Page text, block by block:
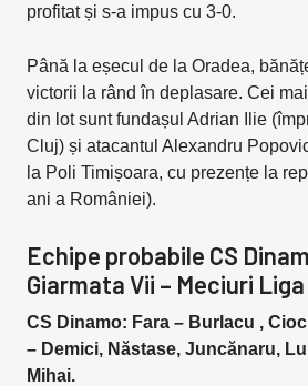
profitat și s-a impus cu 3-0.
Până la eșecul de la Oradea,
victorii la rând în deplasare. Cei
din lot sunt fundașul Adrian Ilie
Cluj) și atacantul Alexandru
la Poli Timișoara, cu prezențe la
ani a României).
Echipe probabile CS
Giarmata Vii – Meciuri Liga
CS Dinamo: Fara – Burlacu ,
– Demici, Năstase, Juncănaru,
Mihai.